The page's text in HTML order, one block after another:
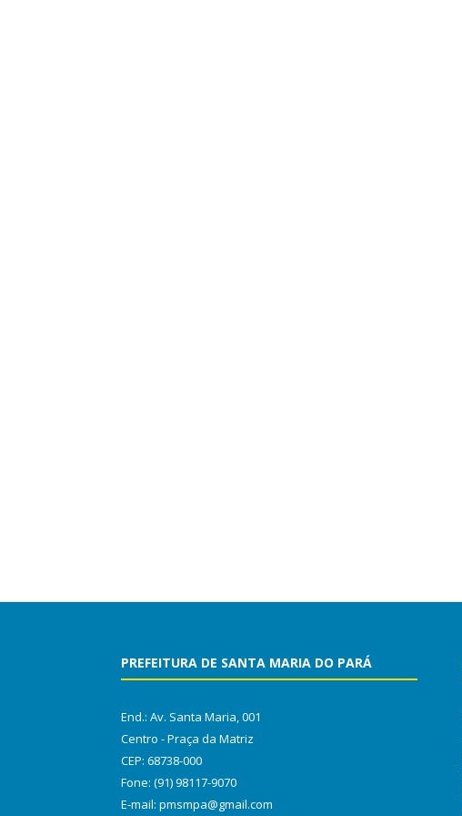
PREFEITURA DE SANTA MARIA DO PARÁ
End.: Av. Santa Maria, 001
Centro - Praça da Matriz
CEP: 68738-000
Fone: (91) 98117-9070
E-mail: pmsmpa@gmail.com